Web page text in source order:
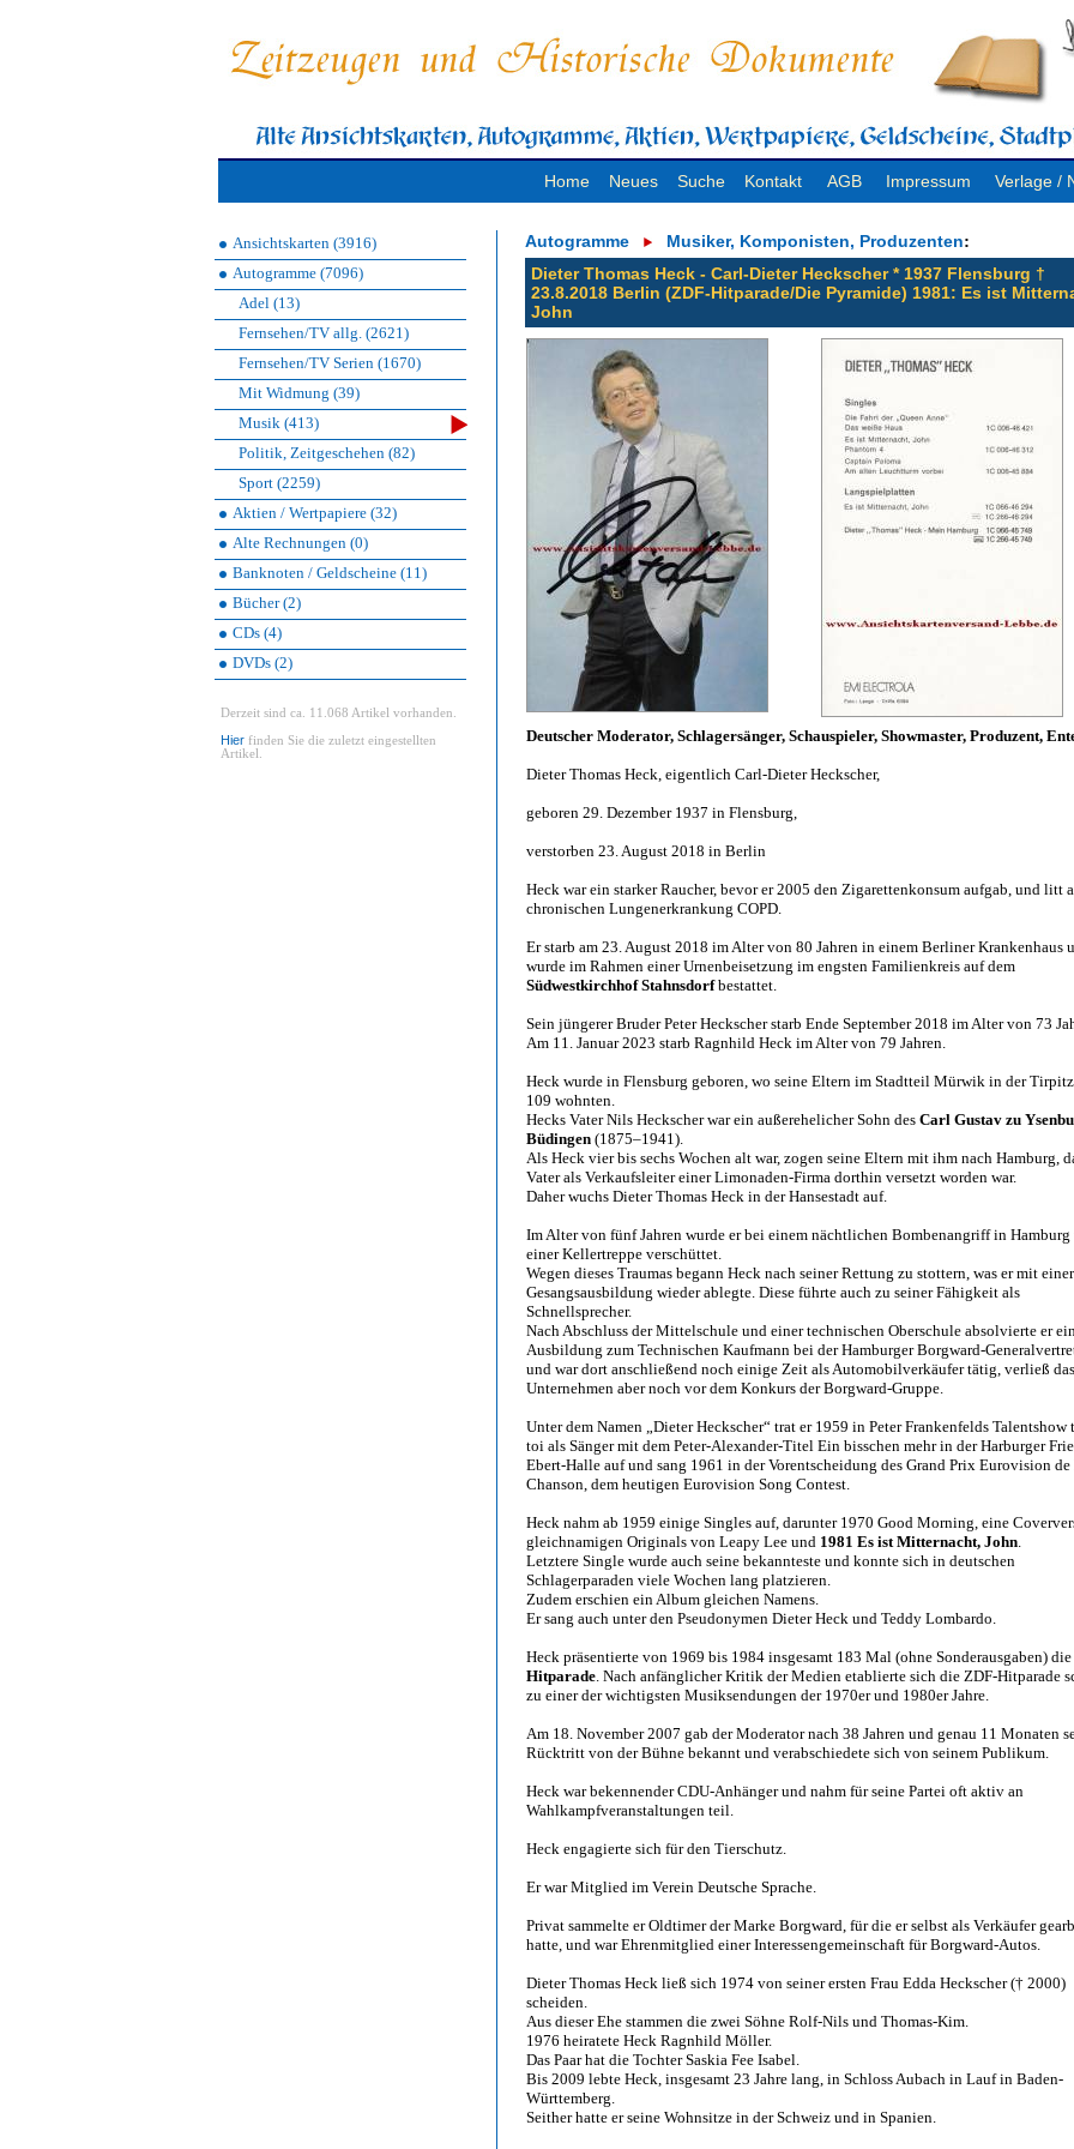
Home Neues Suche Kontakt AGB Impressum Verlage /
Ansichtskarten (3916)
Autogramme (7096)
Adel (13)
Fernsehen/TV allg. (2621)
Fernsehen/TV Serien (1670)
Mit Widmung (39)
Musik (413)
Politik, Zeitgeschehen (82)
Sport (2259)
Aktien / Wertpapiere (32)
Alte Rechnungen (0)
Banknoten / Geldscheine (11)
Bücher (2)
CDs (4)
DVDs (2)
Derzeit sind ca. 11.068 Artikel vorhanden.
Hier finden Sie die zuletzt eingestellten
Artikel.
Autogramme Musiker, Komponisten, Produzenten:
Dieter Thomas Heck - Carl-Dieter Heckscher * 1937 Flensburg †
23.8.2018 Berlin (ZDF-Hitparade/Die Pyramide) 1981: Es ist
John
Deutscher Moderator, Schlagersänger, Schauspieler, Showmaster, Produzent,
Dieter Thomas Heck, eigentlich Carl-Dieter Heckscher,
geboren 29. Dezember 1937 in Flensburg,
verstorben 23. August 2018 in Berlin
Heck war ein starker Raucher, bevor er 2005 den Zigarettenkonsum aufgab, und litt
chronischen Lungenerkrankung COPD.
Er starb am 23. August 2018 im Alter von 80 Jahren in einem Berliner Krankenhaus
wurde im Rahmen einer Urnenbeisetzung im engsten Familienkreis auf dem
Südwestkirchhof Stahnsdorfbestattet.
Sein jüngerer Bruder Peter Heckscher starb Ende September 2018 im Alter von 73
Am 11. Januar 2023 starb Ragnhild Heck im Alter von 79 Jahren.
Heck wurde in Flensburg geboren, wo seine Eltern im Stadtteil Mürwik in der
109 wohnten.
Hecks Vater Nils Heckscher war ein außerehelicher Sohn des Carl Gustav zu
Büdingen (1875–1941).
Als Heck vier bis sechs Wochen alt war, zogen seine Eltern mit ihm nach Hamburg,
Vater als Verkaufsleiter einer Limonaden-Firma dorthin versetzt worden war.
Daher wuchs Dieter Thomas Heck in der Hansestadt auf.
Im Alter von fünf Jahren wurde er bei einem nächtlichen Bombenangriff in Hamburg
einer Kellertreppe verschüttet.
Wegen dieses Traumas begann Heck nach seiner Rettung zu stottern, was er mit einer
Gesangsausbildung wieder ablegte. Diese führte auch zu seiner Fähigkeit als
Schnellsprecher.
Nach Abschluss der Mittelschule und einer technischen Oberschule absolvierte er
Ausbildung zum Technischen Kaufmann bei der Hamburger Borgward-
und war dort anschließend noch einige Zeit als Automobilverkäufer tätig, verließ das
Unternehmen aber noch vor dem Konkurs der Borgward-Gruppe.
Unter dem Namen „Dieter Heckscher“ trat er 1959 in Peter Frankenfelds
toi als Sänger mit dem Peter-Alexander-Titel Ein bisschen mehr in der Harburger
Ebert-Halle auf und sang 1961 in der Vorentscheidung des Grand Prix Eurovision de
Chanson, dem heutigen Eurovision Song Contest.
Heck nahm ab 1959 einige Singles auf, darunter 1970 Good Morning, eine
gleichnamigen Originals von Leapy Lee und 1981 Es ist Mitternacht, John.
Letztere Single wurde auch seine bekannteste und konnte sich in deutschen
Schlagerparaden viele Wochen lang platzieren.
Zudem erschien ein Album gleichen Namens.
Er sang auch unter den Pseudonymen Dieter Heck und Teddy Lombardo.
Heck präsentierte von 1969 bis 1984 insgesamt 183 Mal (ohne Sonderausgaben) die
Hitparade. Nach anfänglicher Kritik der Medien etablierte sich die ZDF-Hitparade
zu einer der wichtigsten Musiksendungen der 1970er und 1980er Jahre.
Am 18. November 2007 gab der Moderator nach 38 Jahren und genau 11 Monaten
Rücktritt von der Bühne bekannt und verabschiedete sich von seinem Publikum.
Heck war bekennender CDU-Anhänger und nahm für seine Partei oft aktiv an
Wahlkampfveranstaltungen teil.
Heck engagierte sich für den Tierschutz.
Er war Mitglied im Verein Deutsche Sprache.
Privat sammelte er Oldtimer der Marke Borgward, für die er selbst als Verkäufer
hatte, und war Ehrenmitglied einer Interessengemeinschaft für Borgward-Autos.
Dieter Thomas Heck ließ sich 1974 von seiner ersten Frau Edda Heckscher († 2000)
scheiden.
Aus dieser Ehe stammen die zwei Söhne Rolf-Nils und Thomas-Kim.
1976 heiratete Heck Ragnhild Möller.
Das Paar hat die Tochter Saskia Fee Isabel.
Bis 2009 lebte Heck, insgesamt 23 Jahre lang, in Schloss Aubach in Lauf in Baden-
Württemberg.
Seither hatte er seine Wohnsitze in der Schweiz und in Spanien.